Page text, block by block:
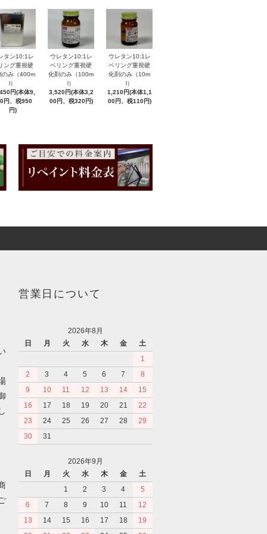
タン10:1レ
ング重視硬
のみ（400m
l）
円(本体9,
円、税950
円)
ウレタン10:1レ
ベリング重視硬
化剤のみ（100m
l）
3,520円(本体3,2
00円、税320円)
ウレタン10:1レ
ベリング重視硬
化剤のみ（10m
l）
1,210円(本体1,1
00円、税110円)
営業日について
2026年8月
日
月 火 水 木 金
土
1
2
3 4 5 6 7
8
9
10 11 12 13 14
15
16
17 18 19 20 21
22
23
24 25 26 27 28
29
30
31
2026年9月
日
月 火 水 木 金
土
1
2 3 4
5
6
7 8 9 10 11
12
13
14 15 16 17 18
19